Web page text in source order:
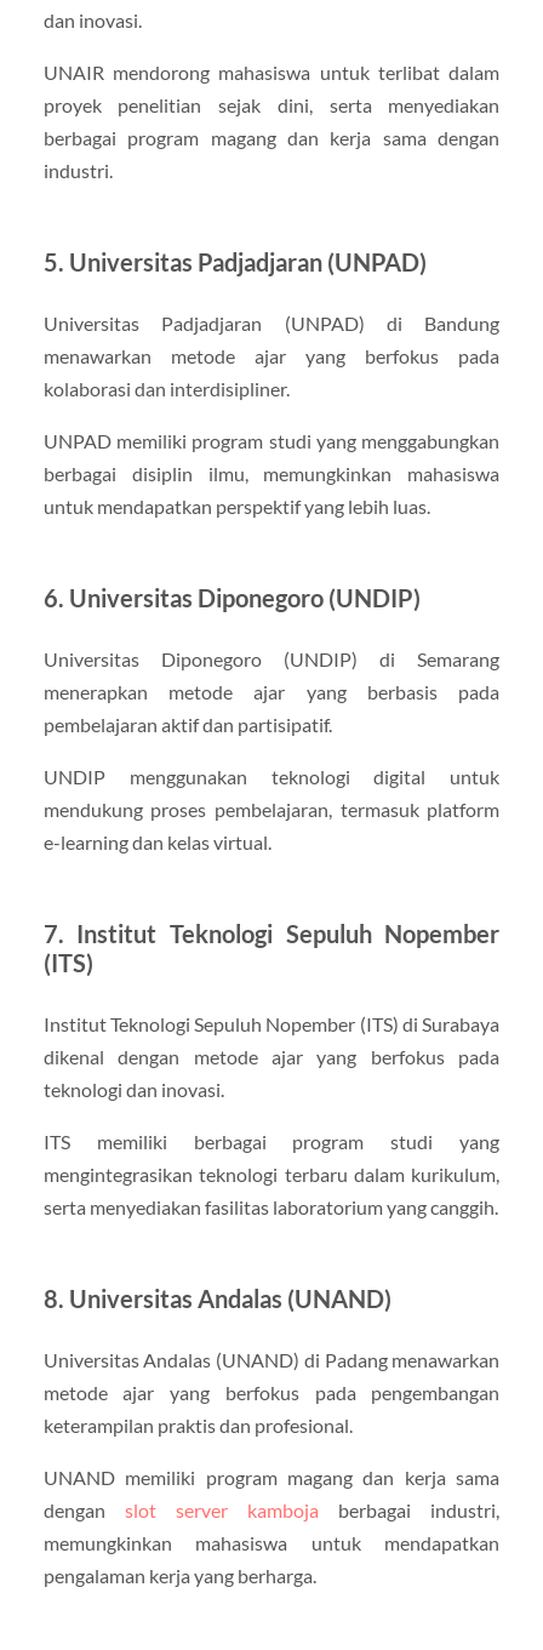
dan inovasi.
UNAIR mendorong mahasiswa untuk terlibat dalam
proyek penelitian sejak dini, serta menyediakan
berbagai program magang dan kerja sama dengan
industri.
5. Universitas Padjadjaran (UNPAD)
Universitas Padjadjaran (UNPAD) di Bandung
menawarkan metode ajar yang berfokus pada
kolaborasi dan interdisipliner.
UNPAD memiliki program studi yang menggabungkan
berbagai disiplin ilmu, memungkinkan mahasiswa
untuk mendapatkan perspektif yang lebih luas.
6. Universitas Diponegoro (UNDIP)
Universitas Diponegoro (UNDIP) di Semarang
menerapkan metode ajar yang berbasis pada
pembelajaran aktif dan partisipatif.
UNDIP menggunakan teknologi digital untuk
mendukung proses pembelajaran, termasuk platform
e-learning dan kelas virtual.
7. Institut Teknologi Sepuluh Nopember
(ITS)
Institut Teknologi Sepuluh Nopember (ITS) di Surabaya
dikenal dengan metode ajar yang berfokus pada
teknologi dan inovasi.
ITS memiliki berbagai program studi yang
mengintegrasikan teknologi terbaru dalam kurikulum,
serta menyediakan fasilitas laboratorium yang canggih.
8. Universitas Andalas (UNAND)
Universitas Andalas (UNAND) di Padang menawarkan
metode ajar yang berfokus pada pengembangan
keterampilan praktis dan profesional.
UNAND memiliki program magang dan kerja sama
dengan slot server kamboja berbagai industri,
memungkinkan mahasiswa untuk mendapatkan
pengalaman kerja yang berharga.